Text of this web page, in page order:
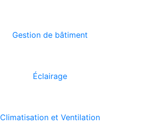
Gestion de bâtiment
Éclairage
Climatisation et Ventilation